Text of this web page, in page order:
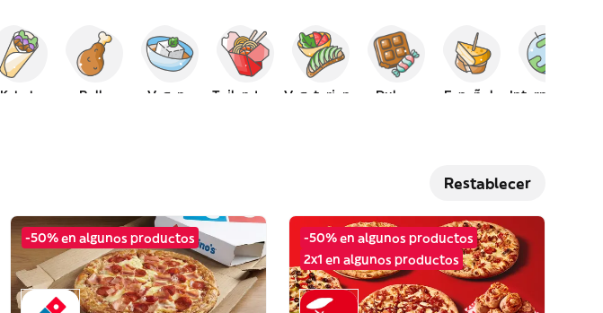
Kebab Pollo Vegana Tailandesa Vegetariana Dulces Española
Restablecer
-50% en algunos productos
-50% en algunos productos
2x1 en algunos productos